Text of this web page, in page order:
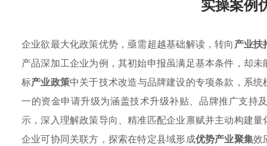
实操案例
企业欲最大化政策优势，亟需超越基础解读，转向产业扶
产品深加工企业为例，其初始申报虽满足基本条件，却
标产业政策中关于技术改造与品牌建设的专项条款，系
一的资金申请升级为涵盖技术升级补贴、品牌推广支持
示，深入理解政策导向、精准匹配企业禀赋并主动构建
企业可协同关联方，探索在特定县域形成优势产业聚集效